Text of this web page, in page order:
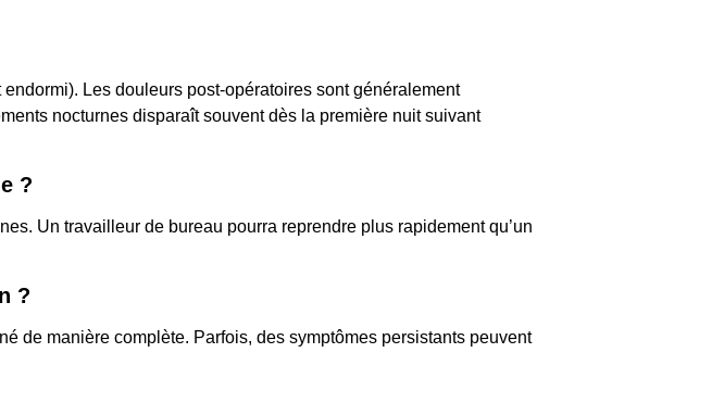
Les douleurs post-opératoires sont généralement
nocturnes disparaît souvent dès la première nuit suivant
?
Un travailleur de bureau pourra reprendre plus rapidement qu’un
?
de manière complète. Parfois, des symptômes persistants peuvent